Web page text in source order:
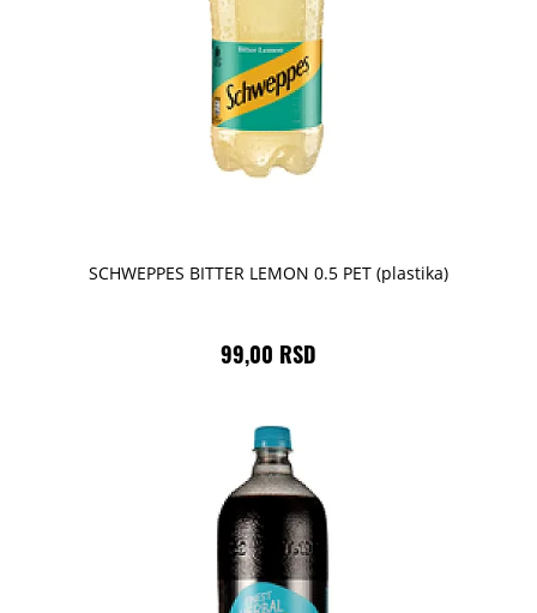
SCHWEPPES BITTER LEMON 0.5 PET (plastika)
99,00 RSD